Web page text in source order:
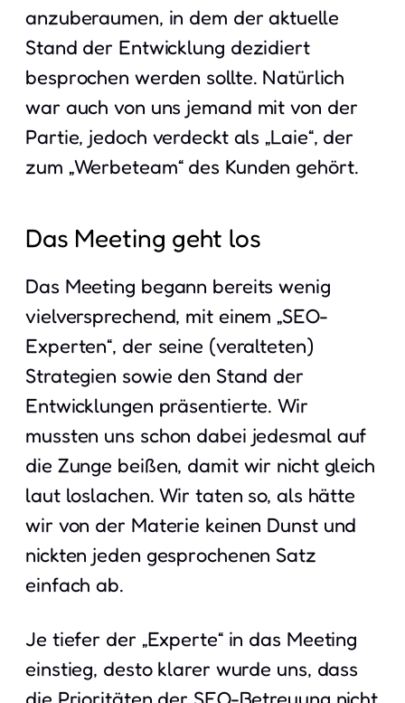
anzuberaumen, in dem der aktuelle
Stand der Entwicklung dezidiert
besprochen werden sollte. Natürlich
war auch von uns jemand mit von der
Partie, jedoch verdeckt als „Laie“, der
zum „Werbeteam“ des Kunden gehört.
Das Meeting geht los
Das Meeting begann bereits wenig
vielversprechend, mit einem „SEO-
Experten“, der seine (veralteten)
Strategien sowie den Stand der
Entwicklungen präsentierte. Wir
mussten uns schon dabei jedesmal auf
die Zunge beißen, damit wir nicht gleich
laut loslachen. Wir taten so, als hätte
wir von der Materie keinen Dunst und
nickten jeden gesprochenen Satz
einfach ab.
Je tiefer der „Experte“ in das Meeting
einstieg, desto klarer wurde uns, dass